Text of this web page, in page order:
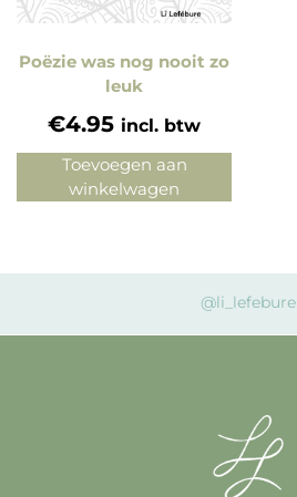
Poëzie was nog nooit zo
leuk
€4.95 incl. btw
Toevoegen aan
winkelwagen
@li_lefebure